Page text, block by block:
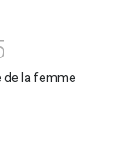
de la femme